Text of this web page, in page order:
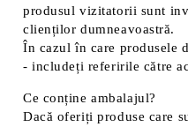
produsul vizitatorii sunt
clienților dumneavoastră.
În cazul în care produsele
- includeți referirile către
Ce conține ambalajul?
Dacă oferiți produse care